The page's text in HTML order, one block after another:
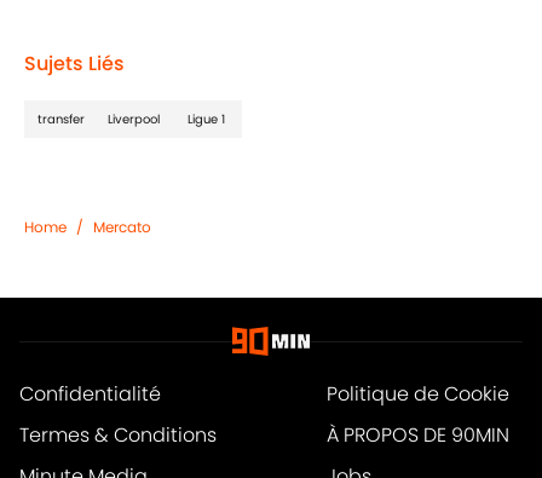
Sujets Liés
transfer Liverpool Ligue 1
Home / Mercato
Confidentialité
Politique de Cookie
Termes & Conditions
À PROPOS DE 90MIN